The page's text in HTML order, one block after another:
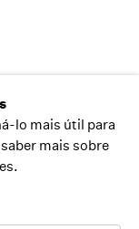
lo mais útil para
mais sobre